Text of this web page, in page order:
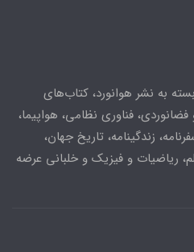
به نشر هوانورد، کتاب‌های
فناوری نظامی، هواپیما،
زندگینامه، تاریخ جهان،
ریاضیات و فیزیک و خلبانی عرضه